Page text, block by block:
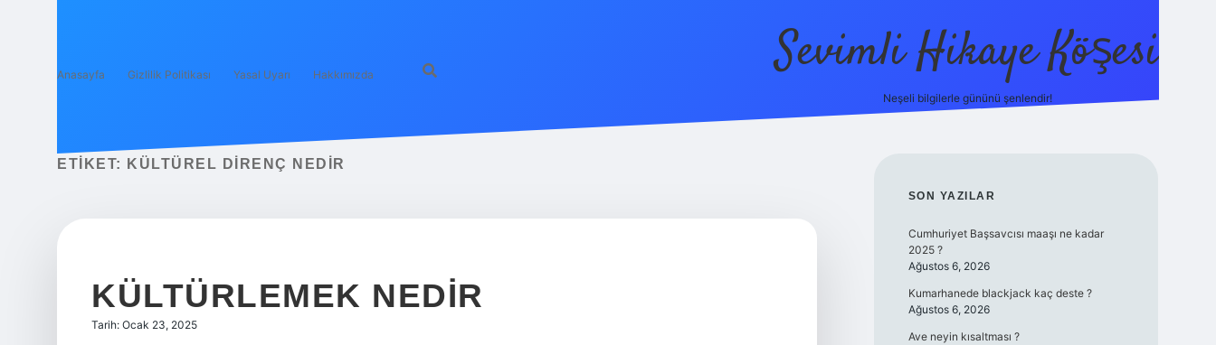
Anasayfa Gizlilik Politikası Yasal Uyarı Hakkımızda Sevimli Hikaye Köşesi
Neşeli bilgilerle gününü şenlendir!
ETIKET: KÜLTÜREL DIRENÇ NEDIR
KÜLTÜRLEMEK NEDIR
Tarih: Ocak 23, 2025
SIDEBAR
SON YAZILAR
Cumhuriyet Başsavcısı maaşı ne kadar
2025 ?
Ağustos 6, 2026
Kumarhanede blackjack kaç deste ?
Ağustos 6, 2026
Ave neyin kısaltması ?